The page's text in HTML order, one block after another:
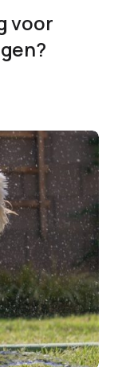
voor